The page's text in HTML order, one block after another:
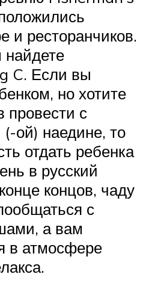
и ресторанчиков.
найдете
C. Если вы
но хотите
провести с
ой) наедине, то
отдать ребенка
в русский
концов, чаду
с
а вам
в атмосфере